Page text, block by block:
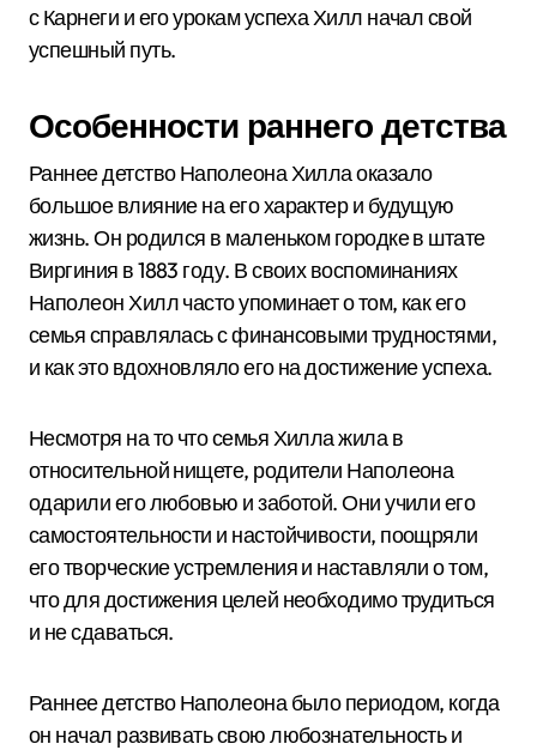
с Карнеги и его урокам успеха Хилл начал свой
успешный путь.
Особенности раннего детства
Раннее детство Наполеона Хилла оказало
большое влияние на его характер и будущую
жизнь. Он родился в маленьком городке в штате
Виргиния в 1883 году. В своих воспоминаниях
Наполеон Хилл часто упоминает о том, как его
семья справлялась с финансовыми трудностями,
и как это вдохновляло его на достижение успеха.
Несмотря на то что семья Хилла жила в
относительной нищете, родители Наполеона
одарили его любовью и заботой. Они учили его
самостоятельности и настойчивости, поощряли
его творческие устремления и наставляли о том,
что для достижения целей необходимо трудиться
и не сдаваться.
Раннее детство Наполеона было периодом, когда
он начал развивать свою любознательность и